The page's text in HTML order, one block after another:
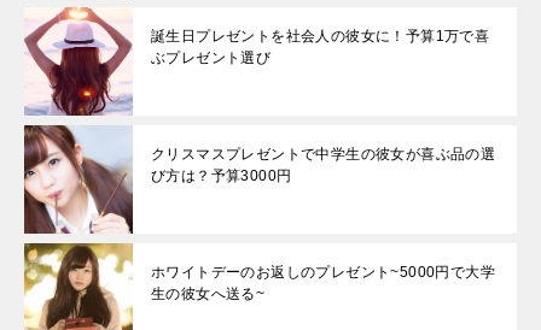
誕生日プレゼントを社会人の彼女に！予算1万で喜
ぶプレゼント選び
クリスマスプレゼントで中学生の彼女が喜ぶ品の選
び方は？予算3000円
ホワイトデーのお返しのプレゼント~5000円で大学
生の彼女へ送る~